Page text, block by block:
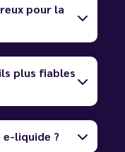
pour la
plus fiables
e-liquide ?